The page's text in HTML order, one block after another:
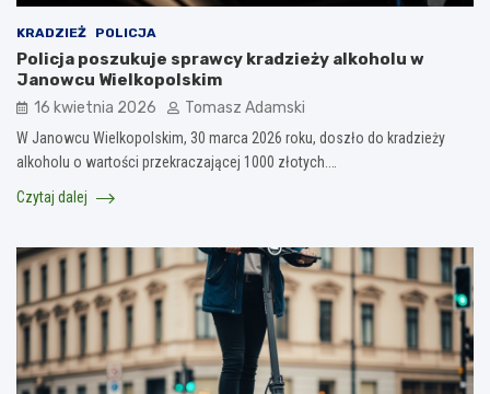
KRADZIEŻ POLICJA
Policja poszukuje sprawcy kradzieży alkoholu w
Janowcu Wielkopolskim
16 kwietnia 2026 Tomasz Adamski
W Janowcu Wielkopolskim, 30 marca 2026 roku, doszło do kradzieży
alkoholu o wartości przekraczającej 1000 złotych.…
Czytaj dalej